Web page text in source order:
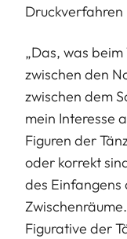
„Das, was
zwischen den
zwischen dem
mein Interesse
Figuren der
oder korrekt
des
Figurative der